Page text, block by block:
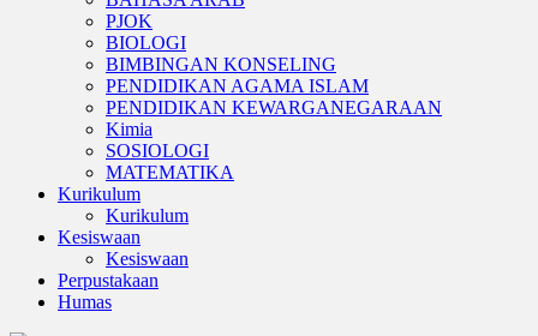
PJOK
BIOLOGI
BIMBINGAN KONSELING
PENDIDIKAN AGAMA ISLAM
PENDIDIKAN KEWARGANEGARAAN
Kimia
SOSIOLOGI
MATEMATIKA
Kurikulum
Kurikulum
Kesiswaan
Kesiswaan
Perpustakaan
Humas